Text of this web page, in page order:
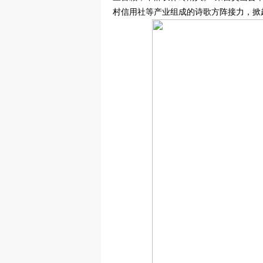
村信用社等产业组成的诗歌方阵接力，掀